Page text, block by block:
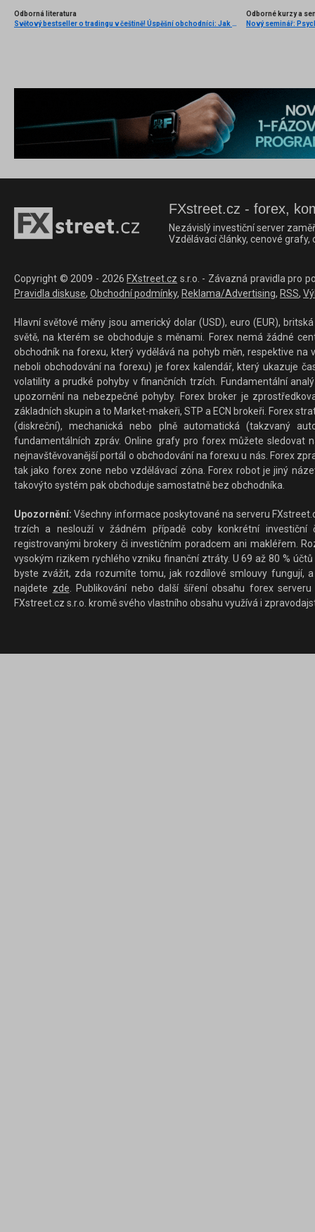
Odborná literatura
Světový bestseller o tradingu v češtině! Úspěšní obchodníci: Jak běžní lidé porážejí Wall Street v jeho vlastní hře
Odborné kurzy a
FXstreet.cz - forex,
Nezávislý investiční server
Vzdělávací články, cenové
Copyright © 2009 - 2026 FXstreet.cz s.r.o. - Závazná pravidla pro
Pravidla diskuse, Obchodní podmínky, Reklama/Advertising, RSS,
Hlavní světové měny jsou americký dolar (USD), euro (EUR),
světě, na kterém se obchoduje s měnami. Forex nemá žádné
obchodník na forexu, který vydělává na pohyb měn, respektive
neboli obchodování na forexu) je forex kalendář, který ukazuje
volatility a prudké pohyby v finančních trzích. Fundamentální
upozornění na nebezpečné pohyby. Forex broker je
základních skupin a to Market-makeři, STP a ECN brokeři. Forex
(diskreční), mechanická nebo plně automatická (takzvaný
fundamentálních zpráv. Online grafy pro forex můžete sledovat
nejnavštěvovanější portál o obchodování na forexu u nás. Forex
tak jako forex zone nebo vzdělávací zóna. Forex robot je jiný
takovýto systém pak obchoduje samostatně bez obchodníka.
Upozornění: Všechny informace poskytované na serveru
trzích a neslouží v žádném případě coby konkrétní investiční
registrovanými brokery či investičním poradcem ani makléřem.
vysokým rizikem rychlého vzniku finanční ztráty. U 69 až 80 %
byste zvážit, zda rozumíte tomu, jak rozdílové smlouvy fungují,
najdete zde. Publikování nebo další šíření obsahu forex
FXstreet.cz s.r.o. kromě svého vlastního obsahu využívá i